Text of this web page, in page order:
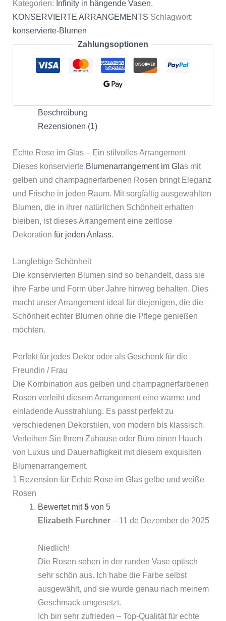
Kategorien: Infinity in hängende Vasen,
KONSERVIERTE ARRANGEMENTS Schlagwort:
konservierte-Blumen
Zahlungsoptionen
Beschreibung
Rezensionen (1)
Echte Rose im Glas – Ein stilvolles Arrangement
Dieses konservierte Blumenarrangement im Glas mit
gelben und champagnerfarbenen Rosen bringt Eleganz
und Frische in jeden Raum. Mit sorgfältig ausgewählten
Blumen, die in ihrer natürlichen Schönheit erhalten
bleiben, ist dieses Arrangement eine zeitlose
Dekorationfür jeden Anlass.
Langlebige Schönheit
Die konservierten Blumen sind so behandelt, dass sie
ihre Farbe und Form über Jahre hinweg behalten. Dies
macht unser Arrangement ideal für diejenigen, die die
Schönheit echter Blumen ohne die Pflege genießen
möchten.
Perfekt für jedes Dekor oder als Geschenk für die
Freundin / Frau
Die Kombination aus gelben und champagnerfarbenen
Rosen verleiht diesem Arrangement eine warme und
einladende Ausstrahlung. Es passt perfekt zu
verschiedenen Dekorstilen, von modern bis klassisch.
Verleihen Sie Ihrem Zuhause oder Büro einen Hauch
von Luxus und Dauerhaftigkeit mit diesem exquisiten
Blumenarrangement.
1 Rezension für Echte Rose im Glas gelbe und weiße
Rosen
Bewertet mit5von 5
Elizabeth Furchner – 11 de Dezember de 2025
Niedlich!
Die Rosen sehen in der runden Vase optisch
sehr schön aus. Ich habe die Farbe selbst
ausgewählt, und sie wurde genau nach meinem
Geschmack umgesetzt.
Ich bin sehr zufrieden – Top-Qualität für echte